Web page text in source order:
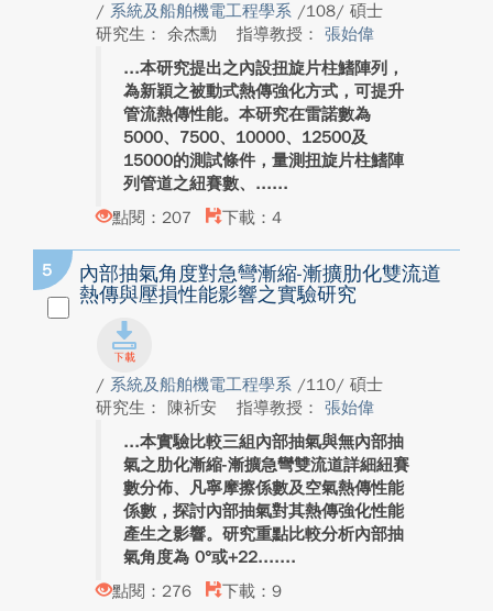
/ 系統及船舶機電工程學系 /108/ 碩士
研究生： 余杰勳
指導教授： 張始偉
本研究提出之內設扭旋片柱鰭陣列，
為新穎之被動式熱傳強化方式，可提升
管流熱傳性能。本研究在雷諾數為
5000、7500、10000、12500及
15000的測試條件，量測扭旋片柱鰭陣
列管道之紐賽數、...
點閱：207
下載：4
5
內部抽氣角度對急彎漸縮-漸擴肋化雙流道
熱傳與壓損性能影響之實驗研究
/ 系統及船舶機電工程學系 /110/ 碩士
研究生： 陳祈安
指導教授： 張始偉
本實驗比較三組內部抽氣與無內部抽
氣之肋化漸縮-漸擴急彎雙流道詳細紐賽
數分佈、凡寧摩擦係數及空氣熱傳性能
係數，探討內部抽氣對其熱傳強化性能
產生之影響。研究重點比較分析內部抽
氣角度為 0°或+22....
點閱：276
下載：9